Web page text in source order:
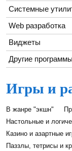
Системные
Web разработка
Виджеты
Другие программы
Игры и
В жанре "экшн"
Настольные и
Казино и азартные
Паззлы, тетрисы и